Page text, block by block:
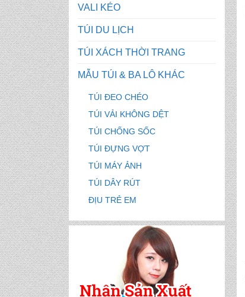
VALI KÉO
TÚI DU LỊCH
TÚI XÁCH THỜI TRANG
MẪU TÚI & BA LÔ KHÁC
TÚI ĐEO CHÉO
TÚI VẢI KHÔNG DỆT
TÚI CHỐNG SỐC
TÚI ĐỰNG VỢT
TÚI MÁY ẢNH
TÚI DÂY RÚT
ĐỊU TRẺ EM